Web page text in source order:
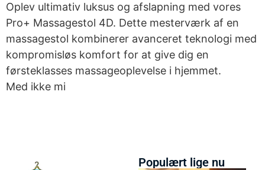
Oplev ultimativ luksus og afslapning med vores
Pro+ Massagestol 4D. Dette mesterværk af en
massagestol kombinerer avanceret teknologi med
kompromisløs komfort for at give dig en
førsteklasses massageoplevelse i hjemmet.
Med ikke mi
Populært lige nu